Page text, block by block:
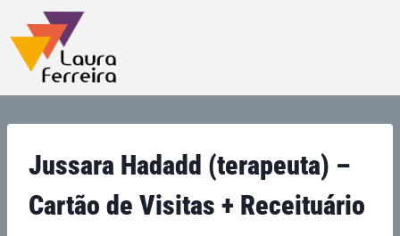
Jussara Hadadd (terapeuta) –
Cartão de Visitas + Receituário